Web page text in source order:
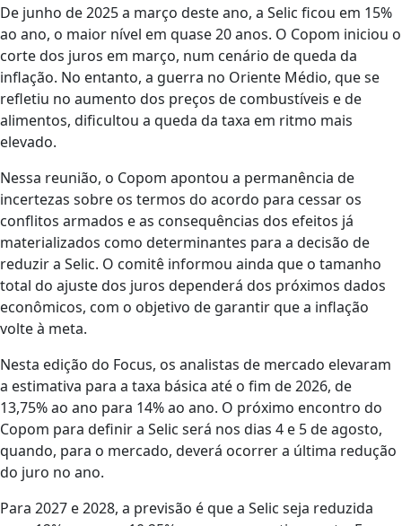
De junho de 2025 a março deste ano, a Selic ficou em 15%
ao ano, o maior nível em quase 20 anos. O Copom iniciou o
corte dos juros em março, num cenário de queda da
inflação. No entanto, a guerra no Oriente Médio, que se
refletiu no aumento dos preços de combustíveis e de
alimentos, dificultou a queda da taxa em ritmo mais
elevado.
Nessa reunião, o Copom apontou a permanência de
incertezas sobre os termos do acordo para cessar os
conflitos armados e as consequências dos efeitos já
materializados como determinantes para a decisão de
reduzir a Selic. O comitê informou ainda que o tamanho
total do ajuste dos juros dependerá dos próximos dados
econômicos, com o objetivo de garantir que a inflação
volte à meta.
Nesta edição do Focus, os analistas de mercado elevaram
a estimativa para a taxa básica até o fim de 2026, de
13,75% ao ano para 14% ao ano. O próximo encontro do
Copom para definir a Selic será nos dias 4 e 5 de agosto,
quando, para o mercado, deverá ocorrer a última redução
do juro no ano.
Para 2027 e 2028, a previsão é que a Selic seja reduzida